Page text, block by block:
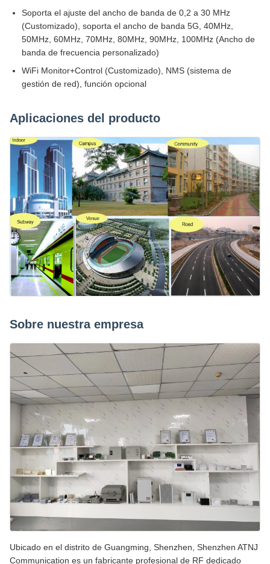
Soporta el ajuste del ancho de banda de 0,2 a 30 MHz
(Customizado), soporta el ancho de banda 5G, 40MHz,
50MHz, 60MHz, 70MHz, 80MHz, 90MHz, 100MHz (Ancho de
banda de frecuencia personalizado)
WiFi Monitor+Control (Customizado), NMS (sistema de
gestión de red), función opcional
Aplicaciones del producto
Sobre nuestra empresa
Ubicado en el distrito de Guangming, Shenzhen, Shenzhen ATNJ
Communication es un fabricante profesional de RF dedicado